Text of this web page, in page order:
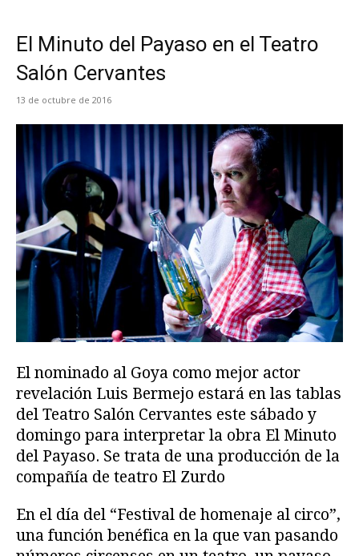
El Minuto del Payaso en el Teatro
Salón Cervantes
13 de octubre de 2016
El nominado al Goya como mejor actor
revelación Luis Bermejo estará en las tablas
del Teatro Salón Cervantes este sábado y
domingo para interpretar la obra El Minuto
del Payaso. Se trata de una producción de la
compañía de teatro El Zurdo
En el día del “Festival de homenaje al circo”,
una función benéfica en la que van pasando